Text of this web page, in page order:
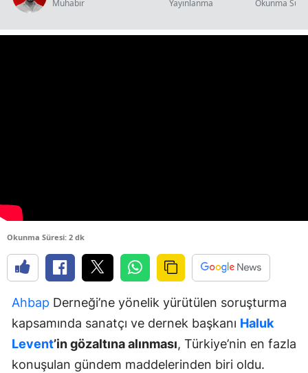
Muhabir Yayınlanma Okunma
Okunma Süresi: 2 dk
Ahbap Derneği’ne yönelik yürütülen soruşturma
kapsamında sanatçı ve dernek başkanı Haluk
Levent’in gözaltına alınması, Türkiye’nin en fazla
konuşulan gündem maddelerinden biri oldu.